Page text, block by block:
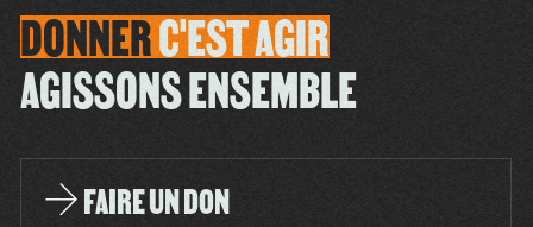
DONNERC'ESTAGIR
AGISSONS ENSEMBLE
FAIRE UN DON